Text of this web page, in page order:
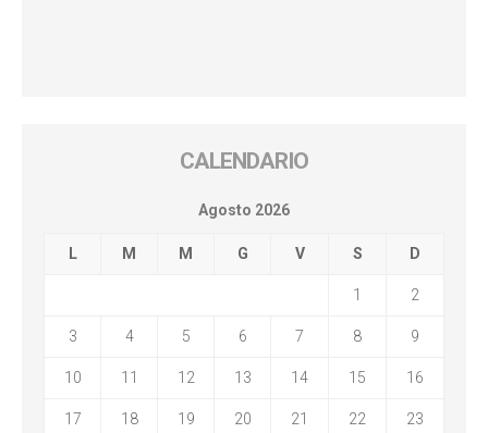
CALENDARIO
Agosto 2026
L M M G V S D
1 2
3 4 5 6 7 8 9
10 11 12 13 14 15 16
17 18 19 20 21 22 23